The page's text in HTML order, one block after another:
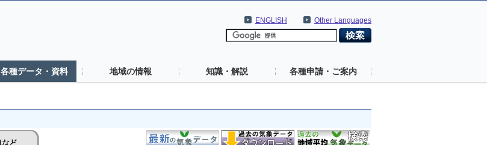
Other Languages
ENGLISH
各種データ・資料 地域の情報 知識・解説 各種申請・ご案内